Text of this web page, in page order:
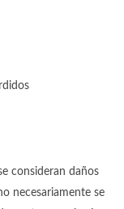
consideran daños
necesariamente se